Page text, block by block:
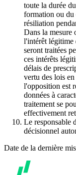
toute la durée
formation ou du
résiliation
Dans la mesure
l'intérêt légitime
seront traitées
ces intérêts
délais de
vertu des lois
l'opposition est
données à
traitement se
effectivement
Le responsable
décisionnel
Date de la dernière